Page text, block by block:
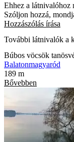
Ehhez a látnivalóhoz
Szóljon hozzá,
Hozzászólás írása
További látnivalók a
Búbos vöcsök
Balatonmagyaród
189 m
Bővebben